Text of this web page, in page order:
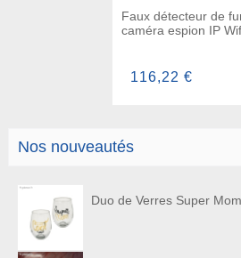
Nos nouveautés
Duo de Verres Super
Faux détecteur de
caméra espion IP
116,22 €